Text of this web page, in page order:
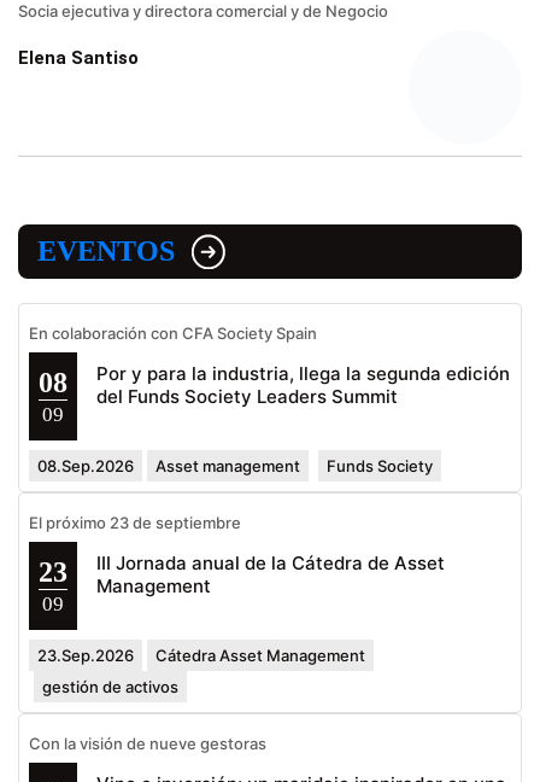
Socia ejecutiva y directora comercial y de Negocio
Elena Santiso
EVENTOS
En colaboración con CFA Society Spain
08
09
Por y para la industria, llega la segunda edición
del Funds Society Leaders Summit
08.Sep.2026 Asset management Funds Society
El próximo 23 de septiembre
23
09
III Jornada anual de la Cátedra de Asset
Management
23.Sep.2026
Cátedra Asset Management
gestión de activos
Con la visión de nueve gestoras